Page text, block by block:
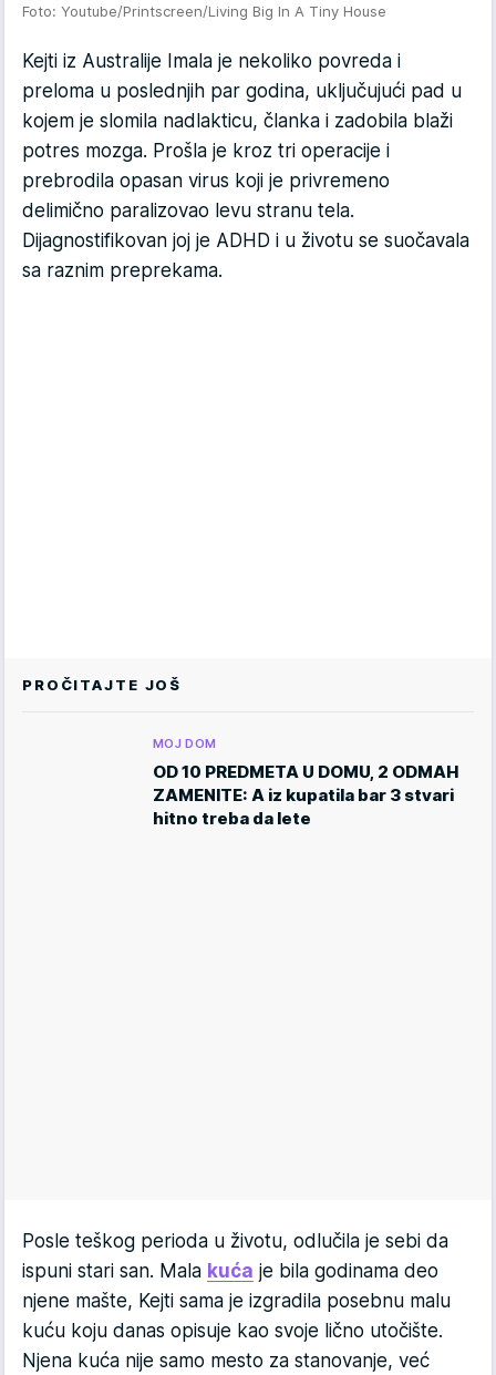
Foto: Youtube/Printscreen/Living Big In A Tiny House
Kejti iz Australije Imala je nekoliko povreda i
preloma u poslednjih par godina, uključujući pad u
kojem je slomila nadlakticu, članka i zadobila blaži
potres mozga. Prošla je kroz tri operacije i
prebrodila opasan virus koji je privremeno
delimično paralizovao levu stranu tela.
Dijagnostifikovan joj je ADHD i u životu se suočavala
sa raznim preprekama.
PROČITAJTE JOŠ
MOJ DOM
OD 10 PREDMETA U DOMU, 2 ODMAH
ZAMENITE: A iz kupatila bar 3 stvari
hitno treba da lete
Posle teškog perioda u životu, odlučila je sebi da
ispuni stari san. Mala kuća je bila godinama deo
njene mašte, Kejti sama je izgradila posebnu malu
kuću koju danas opisuje kao svoje lično utočište.
Njena kuća nije samo mesto za stanovanje, već